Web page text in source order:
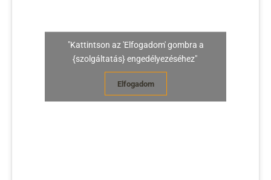
"Kattintson az 'Elfogadom' gombra a
{szolgáltatás} engedélyezéséhez"
Elfogadom